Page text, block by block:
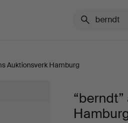
Auktionsverk Hamburg